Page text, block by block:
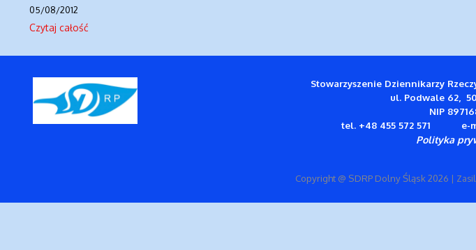
05/08/2012
Czytaj całość
Stowarzyszenie Dziennikarzy
ul. Podwale 62,
NIP
tel. +48 455 572 571 e-
Polityka
Copyright @ SDRP Dolny Śląsk 2026 |